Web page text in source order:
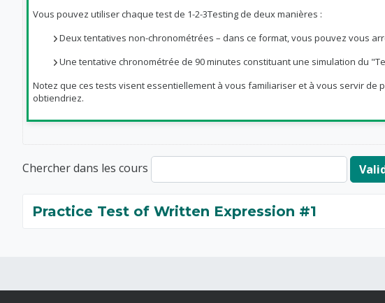
Vous pouvez utiliser chaque test de 1-2-3Testing de deux manières :
Deux tentatives non-chronométrées – dans ce format, vous pouvez vous
Une tentative chronométrée de 90 minutes constituant une simulation du
Notez que ces tests visent essentiellement à vous familiariser et à vous servir
obtiendriez.
Chercher dans les cours
Practice Test of Written Expression #1